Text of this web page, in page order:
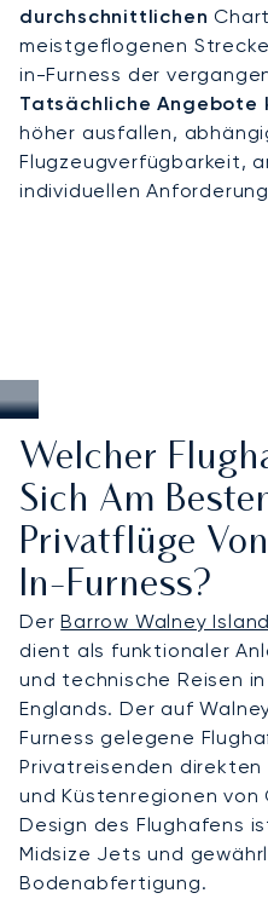
durchschnittlichen
meistgeflogenen
in-Furness der
Tatsächliche Angebote
höher ausfallen,
Flugzeugverfügbarkeit,
individuellen
Welcher
Sich Am
Privatflüge
In-Furness?
DerBarrow Walney
dient als funktionaler
und technische Reisen
Englands. Der auf
Furness gelegene
Privatreisenden
und Küstenregionen von
Design des Flughafens
Midsize Jets und
Bodenabfertigung.